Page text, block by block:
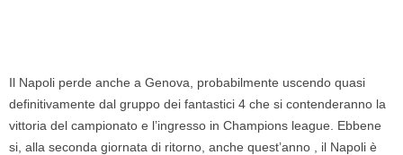
Il Napoli perde anche a Genova, probabilmente uscendo quasi
definitivamente dal gruppo dei fantastici 4 che si contenderanno la
vittoria del campionato e l’ingresso in Champions league. Ebbene
si, alla seconda giornata di ritorno, anche quest’anno , il Napoli è